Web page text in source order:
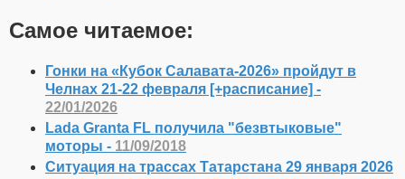
Самое читаемое:
Гонки на «Кубок Салавата-2026» пройдут в
Челнах 21-22 февраля [+расписание] -
22/01/2026
Lada Granta FL получила "безвтыковые"
моторы - 11/09/2018
Ситуация на трассах Татарстана 29 января 2026